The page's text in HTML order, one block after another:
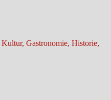
Gastronomie, Historie,